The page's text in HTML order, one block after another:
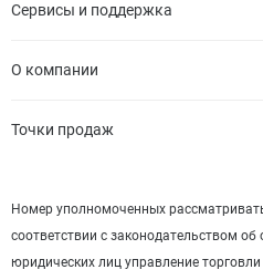
Сервисы и поддержка
О компании
Точки продаж
Номер уполномоченных
соответствии с законодательством
юридических лиц управление